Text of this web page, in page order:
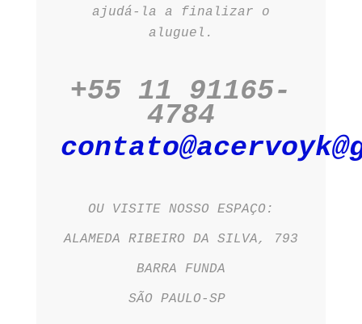
ajudá-la a finalizar o
aluguel.
+55 11 91165-
4784
OU VISITE NOSSO ESPAÇO:
ALAMEDA RIBEIRO DA SILVA, 793
BARRA FUNDA
SÃO PAULO-SP